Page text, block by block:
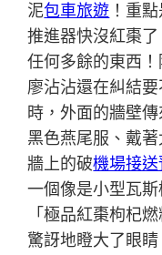
泥包車旅遊 ！重
推進器快沒紅棗
任何多餘的東西
廖沾沾還在糾結
時，外面的牆壁
黑色燕尾服、戴
牆上的破機場接
一個像是小型瓦
「極品紅棗枸杞
驚訝地瞪大了眼